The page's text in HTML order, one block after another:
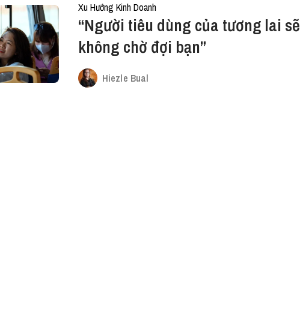
Xu Hướng Kinh Doanh
“Người tiêu dùng của tương lai sẽ
không chờ đợi bạn”
Hiezle Bual